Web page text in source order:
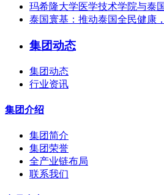
玛希隆大学医学技术学院与泰
泰国寰基：推动泰国全民健康
集团动态
集团动态
行业资讯
集团介绍
集团简介
集团荣誉
全产业链布局
联系我们